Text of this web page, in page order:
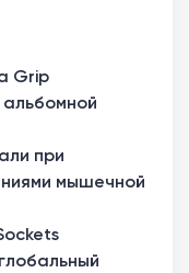
Grip
альбомной
при
мышечной